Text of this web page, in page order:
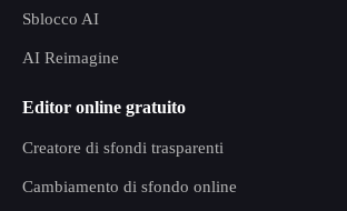
Sblocco AI
AI Reimagine
Editor online gratuito
Creatore di sfondi trasparenti
Cambiamento di sfondo online